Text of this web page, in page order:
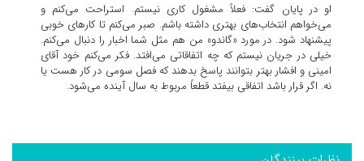
او در پایان گفت: فعلاً مشغول کاری نیستم. استراحت می‌کنم و
می‌خواهم انتخاب‌های بهتری داشته باشم. صبر می‌کنم تا کارهای خوبی
پیشنهاد شود. در مورد «گاندو» من هم مثل شما اخبار را دنبال می‌کنم.
خیلی در جریان نیستم که چه اتفاقاتی می‌افتد. فکر می‌کنم خود آقای
امینی و افشار بهتر بتوانند پاسخ بدهند که فصل سومی در کار هست یا
نه. اگر قرار باشد اتفاقی بیفتد قطعاً مربوط به سال آینده می‌شود.